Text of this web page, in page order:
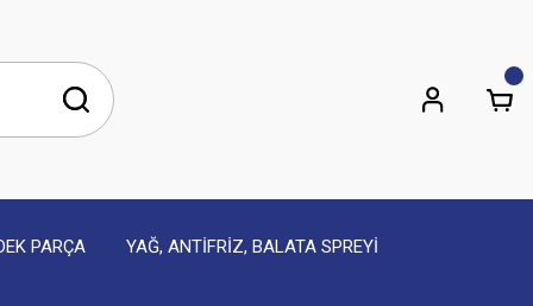
PARÇA YAĞ, ANTİFRİZ, BALATA SPREYİ